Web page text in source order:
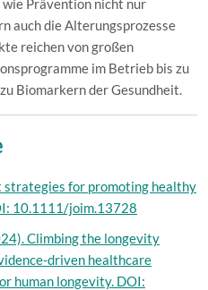
Prävention nicht nur
auch die Alterungsprozesse
reichen von großen
im Betrieb bis zu
Biomarkern der Gesundheit.
strategies for promoting healthy
10.1111/joim.13728
Climbing the longevity
driven healthcare
human longevity. DOI: